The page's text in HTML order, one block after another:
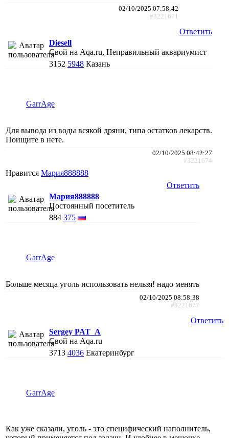
02/10/2025 07:58:42
#3221671
Ответить
Diesell
Свой на Aqa.ru, Неправильный аквариумист
3152 5948 Казань
GarrAge
Для вывода из воды всякой дряни, типа остатков лекарств.
Поищите в нете.
02/10/2025 08:42:27
#3221674
Нравится Мария888888
Ответить
Мария888888
Постоянный посетитель
884 375
GarrAge
Больше месяца уголь использовать нельзя! надо менять
02/10/2025 08:58:38
#3221677
Ответить
Sergey PAT_A
Свой на Aqa.ru
3713 4036 Екатеринбург
GarrAge
Как уже сказали, уголь - это специфический наполнитель,